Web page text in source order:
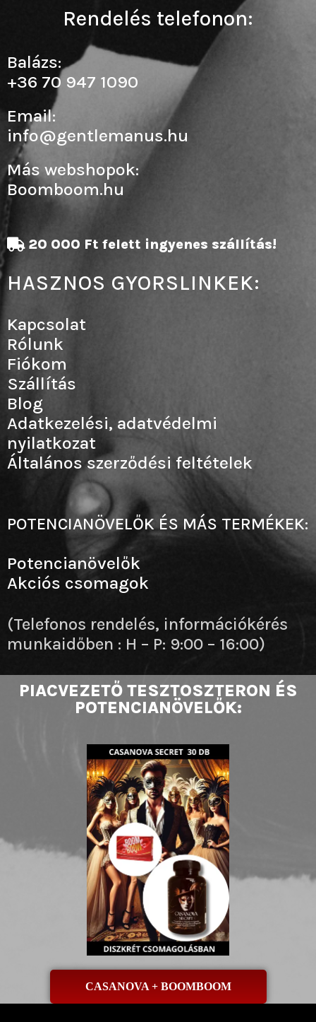
PIACVEZETŐ TESZTOSZTERON ÉS
POTENCIANÖVELŐK:
CASANOVA + BOOMBOOM
20 000 Ft felett ingyenes szállítás!
HASZNOS GYORSLINKEK:
Kapcsolat
Rólunk
Fiókom
Szállítás
Blog
Adatkezelési, adatvédelmi
nyilatkozat
Általános szerződési feltételek
POTENCIANÖVELŐK ÉS MÁS TERMÉKEK:
Potencianövelők
Akciós csomagok
(Telefonos rendelés, információkérés
munkaidőben : H – P: 9:00 – 16:00)
Rendelés telefonon:
Balázs:
+36 70 947 1090
Email:
info@gentlemanus.hu
Más webshopok:
Boomboom.hu